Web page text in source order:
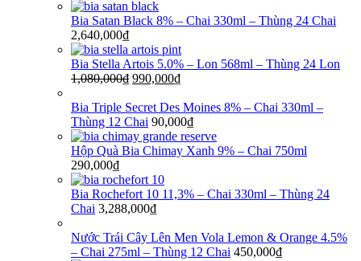
Bia Satan Black 8% – Chai 330ml – Thùng 24 Chai
2,640,000₫
Bia Stella Artois 5.0% – Lon 568ml – Thùng 24 Lon
1,080,000₫ 990,000₫
Bia Triple Secret Des Moines 8% – Chai 330ml –
Thùng 12 Chai 90,000₫
Hộp Quà Bia Chimay Xanh 9% – Chai 750ml
290,000₫
Bia Rochefort 10 11,3% – Chai 330ml – Thùng 24
Chai 3,288,000₫
Nước Trái Cây Lên Men Vola Lemon & Orange 4.5%
– Chai 275ml – Thùng 12 Chai 450,000₫